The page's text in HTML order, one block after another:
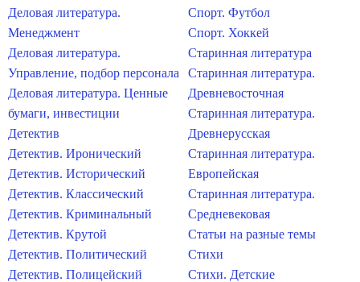
Деловая литература.
Менеджмент
Деловая литература.
Управление, подбор персонала
Деловая литература. Ценные
бумаги, инвестиции
Детектив
Детектив. Иронический
Детектив. Исторический
Детектив. Классический
Детектив. Криминальный
Детектив. Крутой
Детектив. Политический
Детектив. Полицейский
Спорт. Футбол
Спорт. Хоккей
Старинная литература
Старинная литература.
Древневосточная
Старинная литература.
Древнерусская
Старинная литература.
Европейская
Старинная литература.
Средневековая
Статьи на разные темы
Стихи
Стихи. Детские